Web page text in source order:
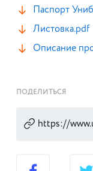
Паспорт
Листовка.pdf
Описание
ПОДЕЛИТЬСЯ